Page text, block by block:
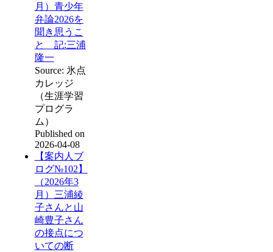
月）青少年
弁論2026を
聞き思うこ
と 記:三浦
隆一
Source: 氷点
カレッジ
（生涯学習
プログラ
ム）
Published on
2026-04-08
【案内人ブ
ログ№102】
（2026年3
月）三浦綾
子さんと山
崎豊子さん
の接点につ
いての断